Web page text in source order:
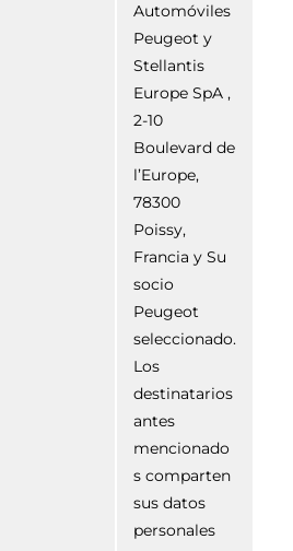
Automóviles
Peugeot y
Stellantis
Europe SpA ,
2-10
Boulevard de
l’Europe,
78300
Poissy,
Francia y Su
socio
Peugeot
seleccionado.
Los
destinatarios
antes
mencionado
s comparten
sus datos
personales